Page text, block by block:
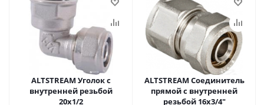
ALTSTREAM Уголок с
внутренней резьбой
20х1/2
ALTSTREAM Соединитель
прямой с внутренней
резьбой 16х3/4"